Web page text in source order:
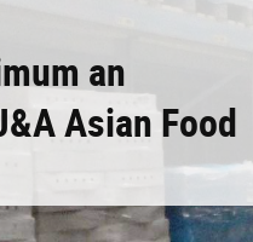
an
Asian Food